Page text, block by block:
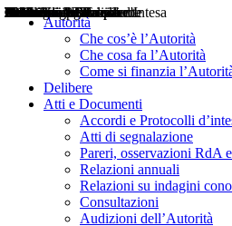
Autorità
Che cos’è l’Autorità
Che cosa fa l’Autorità
Come si finanzia
Delibere
Atti e Documenti
Accordi e Protocolli
Atti di segnalazione
Pareri, osservazioni RdA
Relazioni annuali
Relazioni su indagini
Consultazioni
Audizioni dell’Autorità
Delibere
Pareri
Consultazioni
Audizioni
Atti di Segnalazione
Accordi e Protocolli d'Intesa
Relazioni annuali
Misure di regolazione
Notizie
Comunicati Stampa
Bollettini ART
Convegni ART
Interviste del Presidente
Articoli in primo piano
Interventi del Presidente
2004
2005
2010
2013
2014
2015
2016
2017
2018
2019
202
2020
2021
2022
2023
2024
2025
2026
Aereo
Marittimo
Terrestre